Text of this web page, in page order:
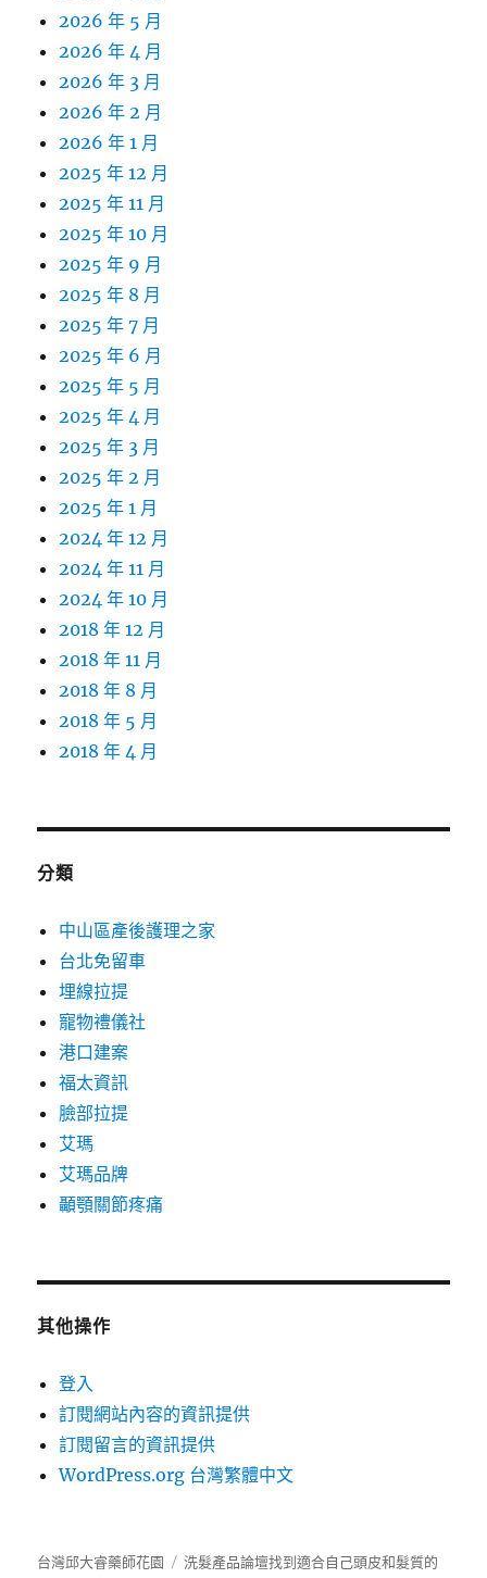
2026 年 5 月
2026 年 4 月
2026 年 3 月
2026 年 2 月
2026 年 1 月
2025 年 12 月
2025 年 11 月
2025 年 10 月
2025 年 9 月
2025 年 8 月
2025 年 7 月
2025 年 6 月
2025 年 5 月
2025 年 4 月
2025 年 3 月
2025 年 2 月
2025 年 1 月
2024 年 12 月
2024 年 11 月
2024 年 10 月
2018 年 12 月
2018 年 11 月
2018 年 8 月
2018 年 5 月
2018 年 4 月
分類
中山區產後護理之家
台北免留車
埋線拉提
寵物禮儀社
港口建案
福太資訊
臉部拉提
艾瑪
艾瑪品牌
顳顎關節疼痛
其他操作
登入
訂閱網站內容的資訊提供
訂閱留言的資訊提供
WordPress.org 台灣繁體中文
台灣邱大睿藥師花園 洗髮產品論壇找到適合自己頭皮和髮質的